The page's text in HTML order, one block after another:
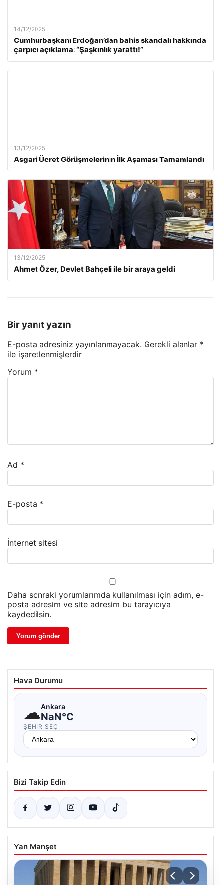
14/12/2025
Cumhurbaşkanı Erdoğan’dan bahis skandalı hakkında
çarpıcı açıklama: “Şaşkınlık yarattı!”
13/12/2025
Asgari Ücret Görüşmelerinin İlk Aşaması Tamamlandı
13/12/2025
Ahmet Özer, Devlet Bahçeli ile bir araya geldi
Bir yanıt yazın
E-posta adresiniz yayınlanmayacak. Gerekli alanlar *
ile işaretlenmişlerdir
Yorum *
Ad *
E-posta *
İnternet sitesi
Daha sonraki yorumlarımda kullanılması için adım, e-
posta adresim ve site adresim bu tarayıcıya
kaydedilsin.
Hava Durumu
☁Ankara
NaN°C
ŞEHIR SEÇ
Bizi Takip Edin
Yan Manşet